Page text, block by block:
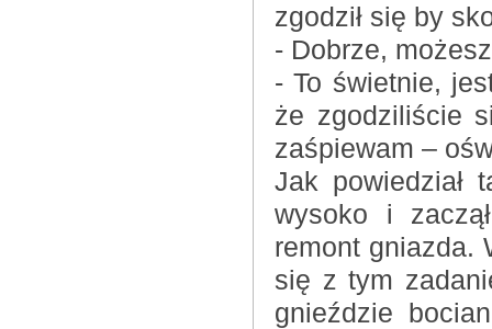
zgodził się by
- Dobrze,
- To świetnie,
że zgodziliście
zaśpiewam –
Jak powiedział
wysoko i
remont gniazda.
się z tym
gnieździe